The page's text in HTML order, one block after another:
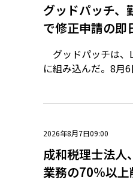
グッドパッチ
で修正申請の即
グッドパッチは、
に組み込んだ。8月
2026年8月7日09:00
成和税理士法
業務の70％以